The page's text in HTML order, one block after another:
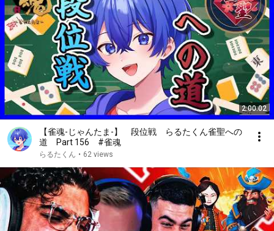
2:00:02
【雀魂-じゃんたま-】 段位戦 らるたくん雀聖への
道 Part 156 #雀魂
らるたくん • 62 views